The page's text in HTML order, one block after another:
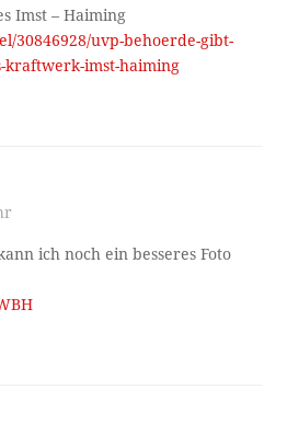
Imst – Haiming
30846928/uvp-behoerde-gibt-
kraftwerk-imst-haiming
ich noch ein besseres Foto